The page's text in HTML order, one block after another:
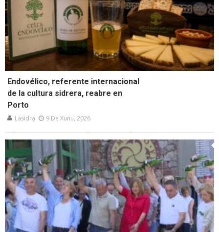
Endovélico, referente internacional
de la cultura sidrera, reabre en
Porto
Lasidra 9 De Xunu, 2026